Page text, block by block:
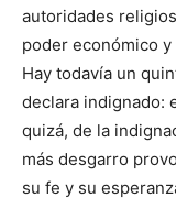
autoridades
poder económico
Hay todavía un
declara indignado:
quizá, de la
más desgarro
su fe y su